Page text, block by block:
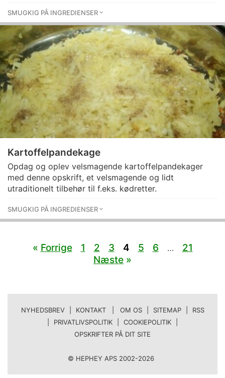
SMUGKIG PÅ INGREDIENSER
Kartoffelpandekage
Opdag og oplev velsmagende kartoffelpandekager
med denne opskrift, et velsmagende og lidt
utraditionelt tilbehør til f.eks. kødretter.
SMUGKIG PÅ INGREDIENSER
« Forrige 1 2 3 4 5 6 …
21
Næste »
NYHEDSBREV KONTAKT | OM OS SITEMAP
RSS
PRIVATLIVSPOLITIK COOKIEPOLITIK
OPSKRIFTER PÅ DIT SITE
© HEPHEY APS 2002-2026